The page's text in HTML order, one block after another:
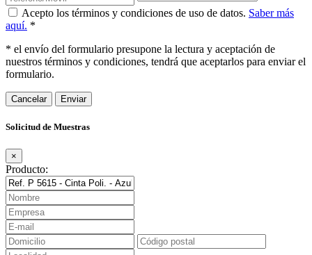
Acepto los términos y condiciones de uso de datos. Saber más
aquí. *
* el envío del formulario presupone la lectura y aceptación de
nuestros términos y condiciones, tendrá que aceptarlos para enviar el
formulario.
Cancelar
Solicitud de Muestras
×
Producto: